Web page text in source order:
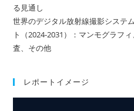
る見通し
世界のデジタル放射線撮影システ
ト（2024-2031）：マンモグラフ
査、その他
レポートイメージ